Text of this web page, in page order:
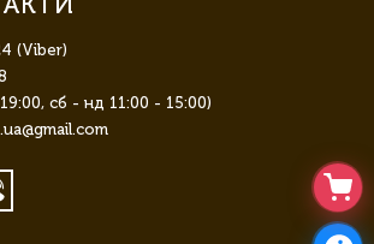
(Viber)
сб - нд 11:00 - 15:00)